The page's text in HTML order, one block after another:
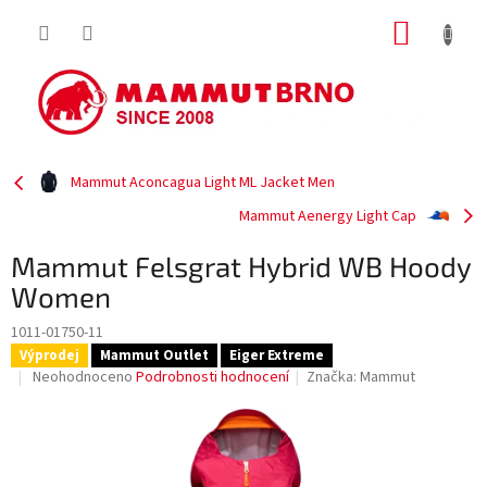
Mammut Aconcagua Light ML Jacket Men
Mammut Aenergy Light Cap
Mammut Felsgrat Hybrid WB Hoody
Women
1011-01750-11
Výprodej Mammut Outlet Eiger Extreme
Průměrné
Neohodnoceno Podrobnosti hodnocení Značka:Mammut